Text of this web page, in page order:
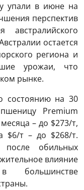
упали в июне на
перспектив
остается
региона и
урожаи, что
рынке.
состоянию на 30
Premium
– до $273/т,
$6/т – до $268/т.
после обильных
влияние
большинстве